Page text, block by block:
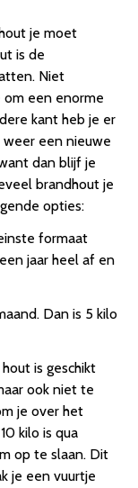
je moet
is de
Niet
een enorme
kant heb je er
een nieuwe
dan blijf je
brandhout je
opties:
formaat
jaar heel af en
Dan is 5 kilo
is geschikt
ook niet te
je over het
kilo is qua
op te slaan. Dit
je een vuurtje